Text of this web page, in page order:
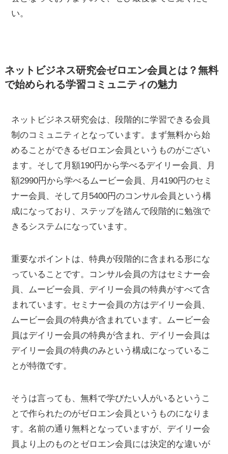
い。
ネットビジネス研究会ゼロエン会員とは？無料
で始められる学習コミュニティの魅力
ネットビジネス研究会は、段階的に学習できる会員
制のコミュニティとなっています。まず無料から始
めることができるゼロエン会員というものがござい
ます。そして月額190円から学べるデイリー会員、月
額2990円から学べるムービー会員、月4190円のセミ
ナー会員、そして月5400円のコンサル会員という構
成になっており、ステップを踏んで段階的に勉強で
きるシステムになっています。
重要なポイントは、特典が段階的に含まれる形にな
っていることです。コンサル会員の方はセミナー会
員、ムービー会員、デイリー会員の特典がすべて含
まれています。セミナー会員の方はデイリー会員、
ムービー会員の特典が含まれています。ムービー会
員はデイリー会員の特典が含まれ、デイリー会員は
デイリー会員の特典のみという構成になっているこ
とが特徴です。
そうは言っても、無料で学びたい人がいるというこ
とで作られたのがゼロエン会員というものになりま
す。名前の通り無料となっていますが、デイリー会
員より上のものとゼロエン会員には決定的な違いが